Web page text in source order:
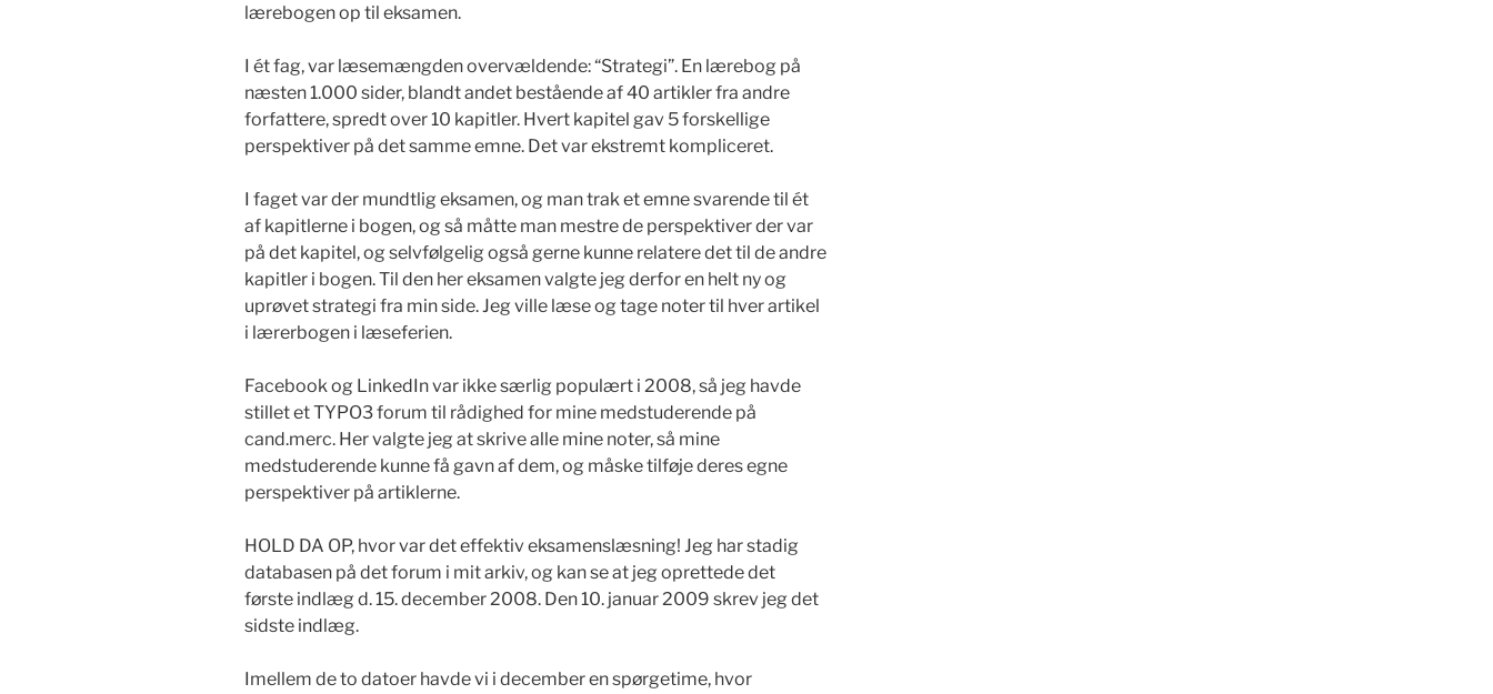
lærebogen op til eksamen.
I ét fag, var læsemængden overvældende: “Strategi”. En lærebog på
næsten 1.000 sider, blandt andet bestående af 40 artikler fra andre
forfattere, spredt over 10 kapitler. Hvert kapitel gav 5 forskellige
perspektiver på det samme emne. Det var ekstremt kompliceret.
I faget var der mundtlig eksamen, og man trak et emne svarende til ét
af kapitlerne i bogen, og så måtte man mestre de perspektiver der var
på det kapitel, og selvfølgelig også gerne kunne relatere det til de andre
kapitler i bogen. Til den her eksamen valgte jeg derfor en helt ny og
uprøvet strategi fra min side. Jeg ville læse og tage noter til hver artikel
i lærerbogen i læseferien.
Facebook og LinkedIn var ikke særlig populært i 2008, så jeg havde
stillet et TYPO3 forum til rådighed for mine medstuderende på
cand.merc. Her valgte jeg at skrive alle mine noter, så mine
medstuderende kunne få gavn af dem, og måske tilføje deres egne
perspektiver på artiklerne.
HOLD DA OP, hvor var det effektiv eksamenslæsning! Jeg har stadig
databasen på det forum i mit arkiv, og kan se at jeg oprettede det
første indlæg d. 15. december 2008. Den 10. januar 2009 skrev jeg det
sidste indlæg.
Imellem de to datoer havde vi i december en spørgetime, hvor